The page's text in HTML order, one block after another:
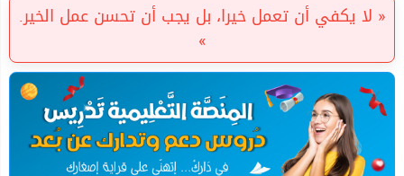
« لا يكفي أن تعمل خيرا، بل يجب أن تحسن عمل الخير.
»